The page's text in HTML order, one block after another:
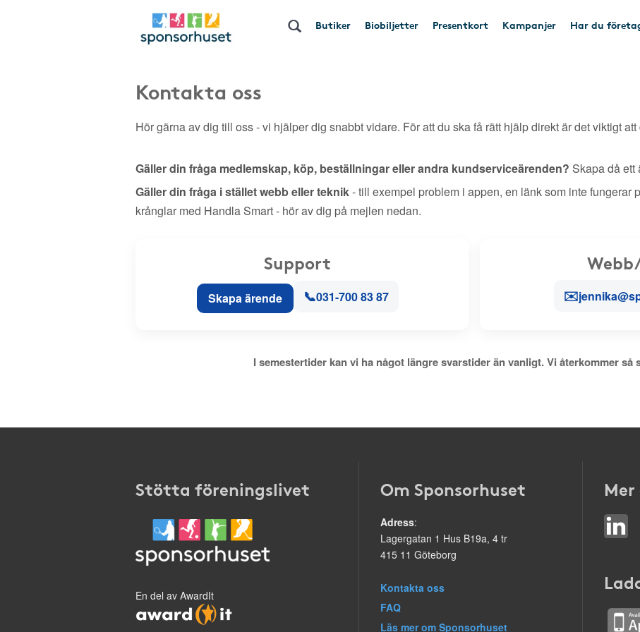
Butiker Biobiljetter Presentkort Kampanjer Har du
Kontakta oss
Hör gärna av dig till oss - vi hjälper dig snabbt vidare. För att du ska få rätt hjälp direkt är det viktigt
Gäller din fråga medlemskap, köp, beställningar eller andra kundserviceärenden? Skapa då ett
Gäller din fråga i stället webb eller teknik- till exempel problem i appen, en länk som inte fungerar
krånglar med Handla Smart - hör av dig på mejlen nedan.
Support
Skapa ärende 📞031-700 83 87 ✉️
I semestertider kan vi ha något längre svarstider än vanligt. Vi återkommer så
Stötta föreningslivet
En del av AwardIt
Om Sponsorhuset
Adress:
Lagergatan 1 Hus B19a, 4 tr
415 11 Göteborg
Kontakta oss
FAQ
Läs mer om Sponsorhuset